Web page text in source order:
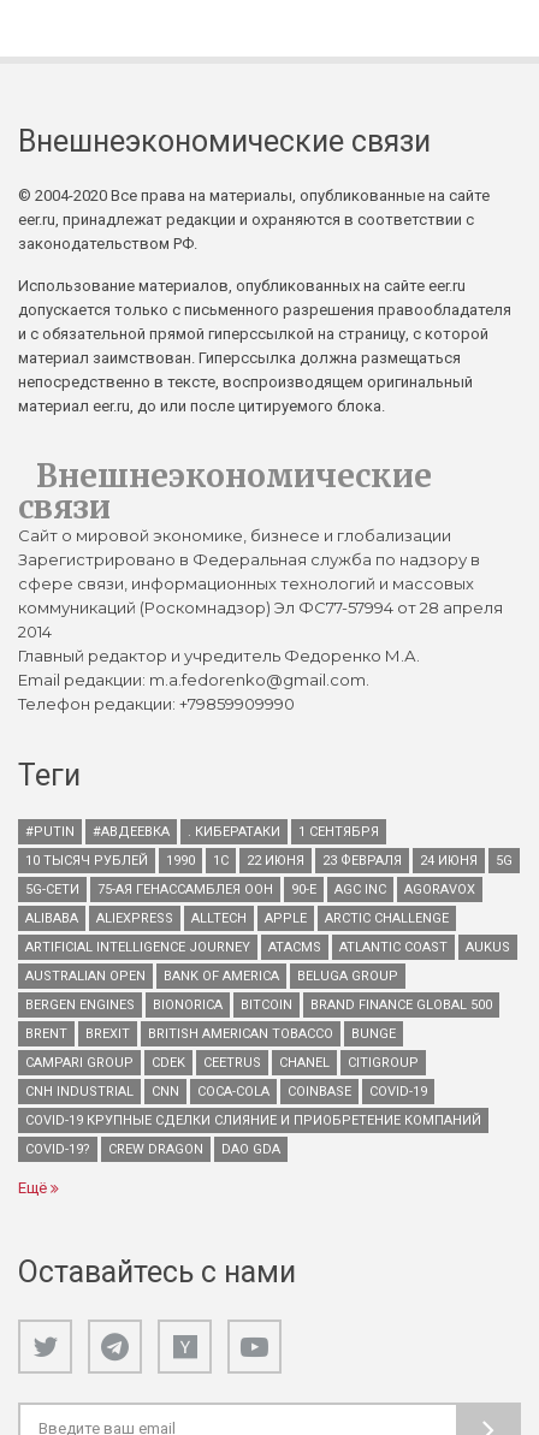
Внешнеэкономические связи
© 2004-2020 Все права на материалы, опубликованные на сайте
eer.ru, принадлежат редакции и охраняются в соответствии с
законодательством РФ.
Использование материалов, опубликованных на сайте eer.ru
допускается только с письменного разрешения правообладателя
и с обязательной прямой гиперссылкой на страницу, с которой
материал заимствован. Гиперссылка должна размещаться
непосредственно в тексте, воспроизводящем оригинальный
материал eer.ru, до или после цитируемого блока.
Внешнеэкономические
связи
Сайт о мировой экономике, бизнесе и глобализации
Зарегистрировано в Федеральная служба по надзору в
сфере связи, информационных технологий и массовых
коммуникаций (Роскомнадзор) Эл ФС77-57994 от 28 апреля
2014
Главный редактор и учредитель Федоренко М.А.
Email редакции: m.a.fedorenko@gmail.com.
Телефон редакции: +79859909990
Теги
#PUTIN #АВДЕЕВКА . КИБЕРАТАКИ
1 СЕНТЯБРЯ
10 ТЫСЯЧ РУБЛЕЙ
1990 1С 22 ИЮНЯ 23 ФЕВРАЛЯ 24 ИЮНЯ
5G
5G-СЕТИ
75-АЯ ГЕНАССАМБЛЕЯ ООН 90-Е AGC INC
AGORAVOX
ALIBABA
ALIEXPRESS ALLTECH APPLE
ARCTIC CHALLENGE
ARTIFICIAL INTELLIGENCE JOURNEY
ATACMS ATLANTIC COAST
AUKUS
AUSTRALIAN OPEN
BANK OF AMERICA
BELUGA GROUP
BERGEN ENGINES
BIONORICA BITCOIN
BRAND FINANCE GLOBAL 500
BRENT
BREXIT BRITISH AMERICAN TOBACCO
BUNGE
CAMPARI GROUP
CDEK CEETRUS CHANEL
CITIGROUP
CNH INDUSTRIAL
CNN COCA-COLA COINBASE
COVID-19
COVID-19 КРУПНЫЕ СДЕЛКИ СЛИЯНИЕ И ПРИОБРЕТЕНИЕ КОМПАНИЙ
COVID-19?
CREW DRAGON DAO GDA
Ещё
Оставайтесь с нами